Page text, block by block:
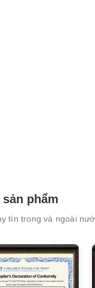
phẩm
tín trong và ngoài